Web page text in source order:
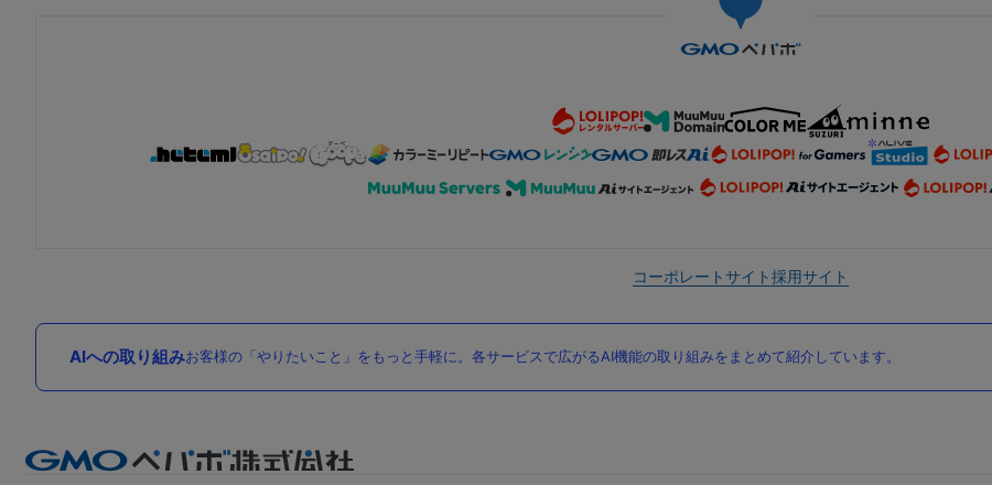
コーポレートサイト採用サイト
AIへの取り組みお客様の「やりたいこと」をもっと手軽に。各サービスで広がるAI機能の取り組みをまとめて紹介しています。